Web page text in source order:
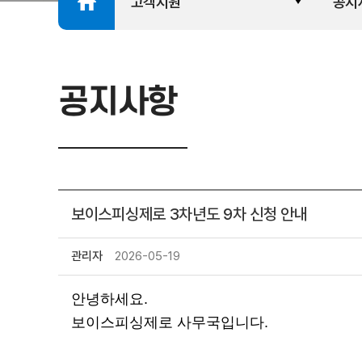
공지사항
보이스피싱제로 3차년도 9차 신청 안내
관리자 2026-05-19
안녕하세요.
보이스피싱제로 사무국입니다.